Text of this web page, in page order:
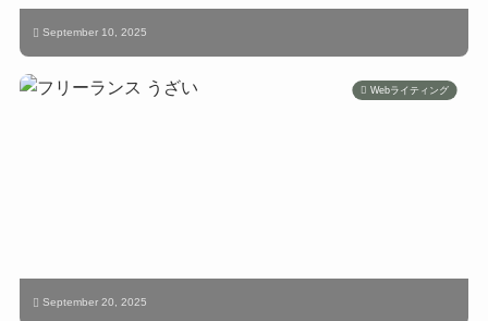
September 10, 2025
Webライティング
September 20, 2025